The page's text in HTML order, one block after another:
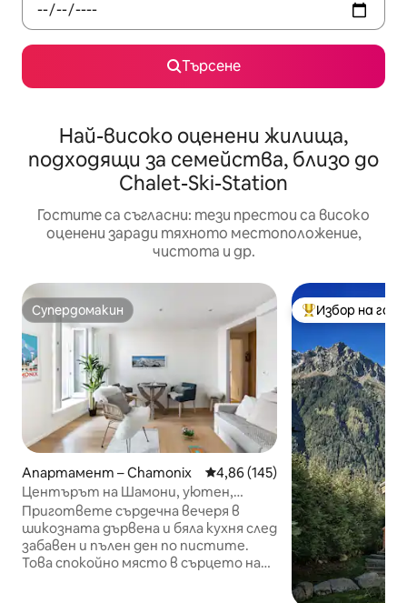
Търсене
Най-високо оценени жилища,
подходящи за семейства, близо до
Chalet-Ski-Station
Гостите са съгласни: тези престои са високо
оценени заради тяхното местоположение,
чистота и др.
Супердомакин
Супердомакин
Апартамент – Chamonix Средна оценка: 4,86 от 5,
4,86 (145)
Центърът на Шамони, уютен,
шикозен апартамент
Пригответе сърдечна вечеря в
шикозната дървена и бяла кухня след
забавен и пълен ден по пистите.
Това спокойно място в сърцето на
Най-популярен
Избор на